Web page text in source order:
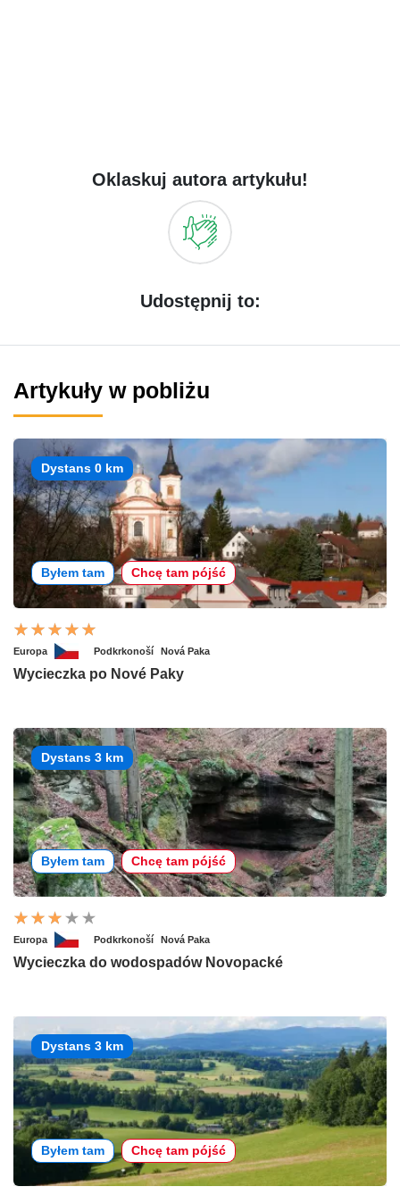
Oklaskuj autora artykułu!
Udostępnij to:
Artykuły w pobliżu
Dystans 0 km
Byłem tam Chcę tam pójść
Europa Podkrkonoší Nová Paka
Wycieczka po Nové Paky
Dystans 3 km
Byłem tam Chcę tam pójść
Europa Podkrkonoší Nová Paka
Wycieczka do wodospadów Novopacké
Dystans 3 km
Byłem tam Chcę tam pójść